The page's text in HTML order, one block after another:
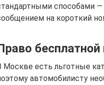
способами
на короткий
бесплатной
Москве есть льготные
автомобилисту